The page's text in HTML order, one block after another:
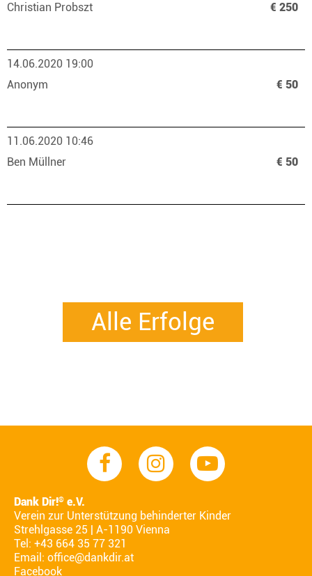
Christian Probszt
€ 250
14.06.2020 19:00
Anonym
€ 50
11.06.2020 10:46
Ben Müllner
€ 50
Alle Erfolge
Dank Dir!® e.V.
Verein zur Unterstützung behinderter Kinder
Strehlgasse 25 | A-1190 Vienna
Tel: +43 664 35 77 321
Email: office@dankdir.at
Facebook